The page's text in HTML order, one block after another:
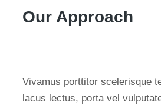
Our Approach
Vivamus porttitor scelerisque
lacus lectus, porta vel